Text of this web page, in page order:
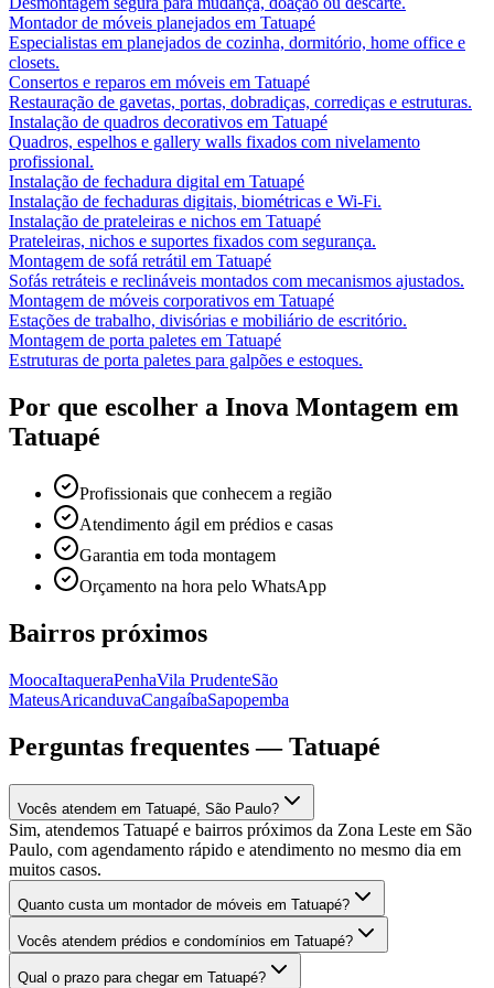
Montador de móveis planejados em Tatuapé
Especialistas em planejados de cozinha, dormitório, home office e
closets.
Consertos e reparos em móveis em Tatuapé
Restauração de gavetas, portas, dobradiças, corrediças e estruturas.
Instalação de quadros decorativos em Tatuapé
Quadros, espelhos e gallery walls fixados com nivelamento
profissional.
Instalação de fechadura digital em Tatuapé
Instalação de fechaduras digitais, biométricas e Wi-Fi.
Instalação de prateleiras e nichos em Tatuapé
Prateleiras, nichos e suportes fixados com segurança.
Montagem de sofá retrátil em Tatuapé
Sofás retráteis e reclináveis montados com mecanismos ajustados.
Montagem de móveis corporativos em Tatuapé
Estações de trabalho, divisórias e mobiliário de escritório.
Montagem de porta paletes em Tatuapé
Estruturas de porta paletes para galpões e estoques.
Por que escolher a Inova Montagem em
Tatuapé
Profissionais que conhecem a região
Atendimento ágil em prédios e casas
Garantia em toda montagem
Orçamento na hora pelo WhatsApp
Bairros próximos
MoocaItaqueraPenhaVila PrudenteSão
MateusAricanduvaCangaíbaSapopemba
Perguntas frequentes —Tatuapé
Vocês atendem em Tatuapé, São Paulo?
Sim, atendemos Tatuapé e bairros próximos da Zona Leste em São
Paulo, com agendamento rápido e atendimento no mesmo dia em
muitos casos.
Quanto custa um montador de móveis em Tatuapé?
Vocês atendem prédios e condomínios em Tatuapé?
Qual o prazo para chegar em Tatuapé?